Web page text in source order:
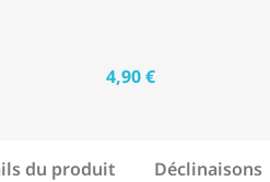
4,90 €
du produit Déclinaisons